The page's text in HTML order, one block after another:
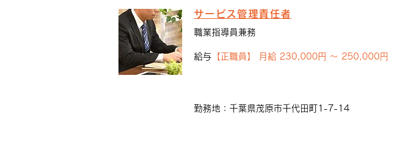
サービス管理責任者
職業指導員兼務
給与 【正職員】 月給 230,000円 〜 250,000円
勤務地：千葉県茂原市千代田町1-7-14